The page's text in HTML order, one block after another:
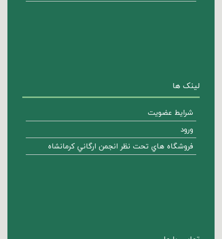
لینک ها
شرایط عضویت
ورود
فروشگاه هاي تحت نظر انجمن ارگاني كرمانشاه